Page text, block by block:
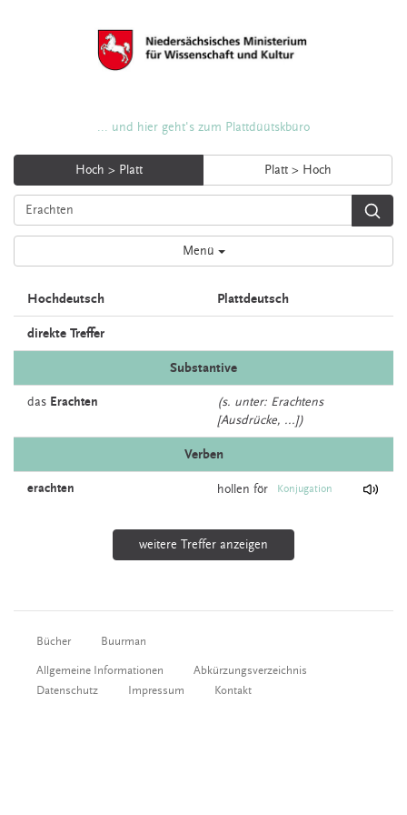
... und hier geht's zum Plattdüütskbüro
Hoch > Platt Platt > Hoch
Menü
Hochdeutsch Plattdeutsch
direkte Treffer
Substantive
das Erachten
(s. unter: Erachtens
[Ausdrücke, ...])
Verben
erachten hollen för Konjugation
weitere Treffer anzeigen
Bücher Buurman
Allgemeine Informationen
Abkürzungsverzeichnis
Datenschutz
Impressum Kontakt